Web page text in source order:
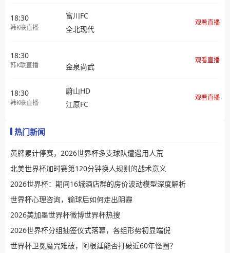
18:30
韩K联直播
富川FC
全北现代
观看直播
18:30
韩K联直播 金泉尚武
观看直播
18:30
韩K联直播
蔚山HD
江原FC
观看直播
热门新闻
黄牌累计停赛，2026世界杯多支球队遭遇用人荒
北美世界杯加时赛第120分钟换人规则的战术意义
2026世界杯：期间16城酒店群的房价波动模型深度解析
世界杯心理咨询，输球后如何走出阴霾
2026美加墨世界杯微博世界杯热搜
2026世界杯分组抽签仪式落幕，各组形势初显端倪
世界杯卫冕魔咒难破，阿根廷能否打破近60年怪圈？